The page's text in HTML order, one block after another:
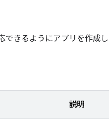
きるようにアプリを作成し
説明